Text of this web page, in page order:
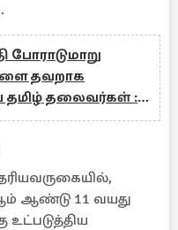
போராடுமாறு
தவறாக
தமிழ் தலைவர்கள் :
ஆண்டு 11 வயது
உட்படுத்திய